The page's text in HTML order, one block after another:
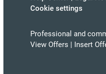
Cookie settings
Professional and
View Offers | Insert